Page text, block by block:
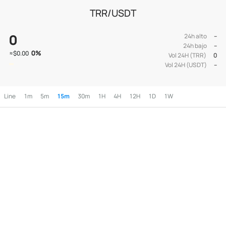
TRR/USDT
0
≈$0.00 0%
24h alto
--
24h bajo
--
Vol 24H (TRR)
0
Vol 24H (USDT)
--
Line 1m 5m 15m 30m 1H 4H 12H 1D 1W